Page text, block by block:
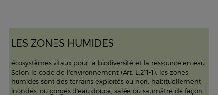
LES ZONES HUMIDES
écosystèmes vitaux pour la biodiversité et la ressource en eau
Selon le code de l'environnement (Art. L.211-1), les zones
humides sont des terrains exploités ou non, habituellement
inondés, ou gorgés d'eau douce, salée ou saumâtre de façon